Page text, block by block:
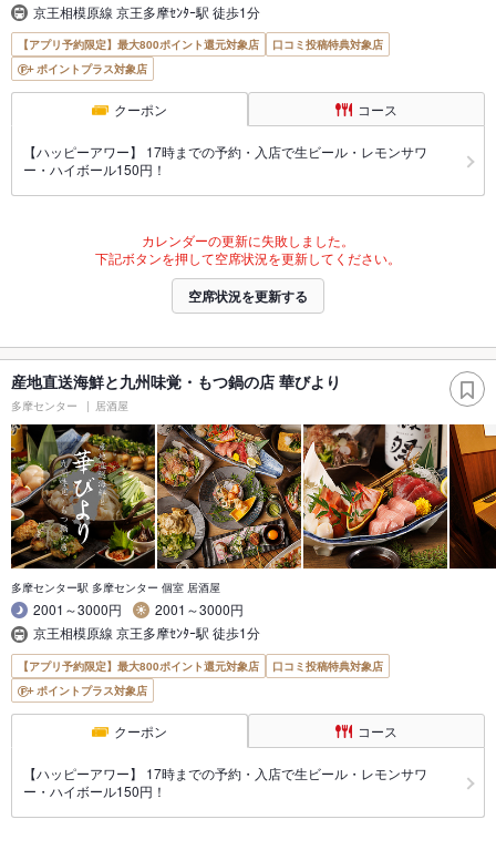
京王相模原線 京王多摩ｾﾝﾀｰ駅 徒歩1分
【アプリ予約限定】最大800ポイント還元対象店
口コミ投稿特典対象店
ポイントプラス対象店
クーポン コース
【ハッピーアワー】 17時までの予約・入店で生ビール・レモンサワ
ー・ハイボール150円！
カレンダーの更新に失敗しました。
下記ボタンを押して空席状況を更新してください。
空席状況を更新する
産地直送海鮮と九州味覚・もつ鍋の店 華びより
多摩センター 居酒屋
多摩センター駅 多摩センター 個室 居酒屋
2001～3000円
2001～3000円
京王相模原線 京王多摩ｾﾝﾀｰ駅 徒歩1分
【アプリ予約限定】最大800ポイント還元対象店
口コミ投稿特典対象店
ポイントプラス対象店
クーポン コース
【ハッピーアワー】 17時までの予約・入店で生ビール・レモンサワ
ー・ハイボール150円！